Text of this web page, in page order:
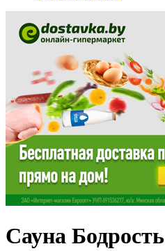
Сауна Бодрость